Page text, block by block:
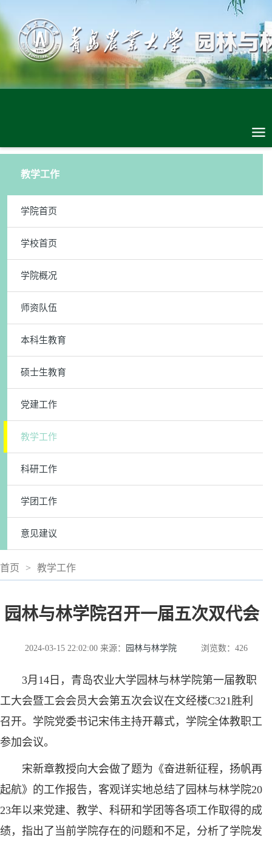
教学工作
学院首页
学校首页
学院概况
师资队伍
本科生教育
硕士生教育
党建工作
教学工作
科研工作
学团工作
意见建议
首页 > 教学工作
园林与林学院召开一届五次双代会
2024-03-15 22:02:00 来源： 园林与林学院 浏览数： 426
3月14日，青岛农业大学园林与林学院第一届教职
工大会暨工会会员大会第五次会议在文经楼C321胜利
召开。学院党委书记宋伟主持开幕式，学院全体教职工
参加会议。
宋新章教授向大会做了题为《奋进新征程，扬帆再
起航》的工作报告，客观详实地总结了园林与林学院20
23年以来党建、教学、科研和学团等各项工作取得的成
绩，指出了当前学院存在的问题和不足，分析了学院发